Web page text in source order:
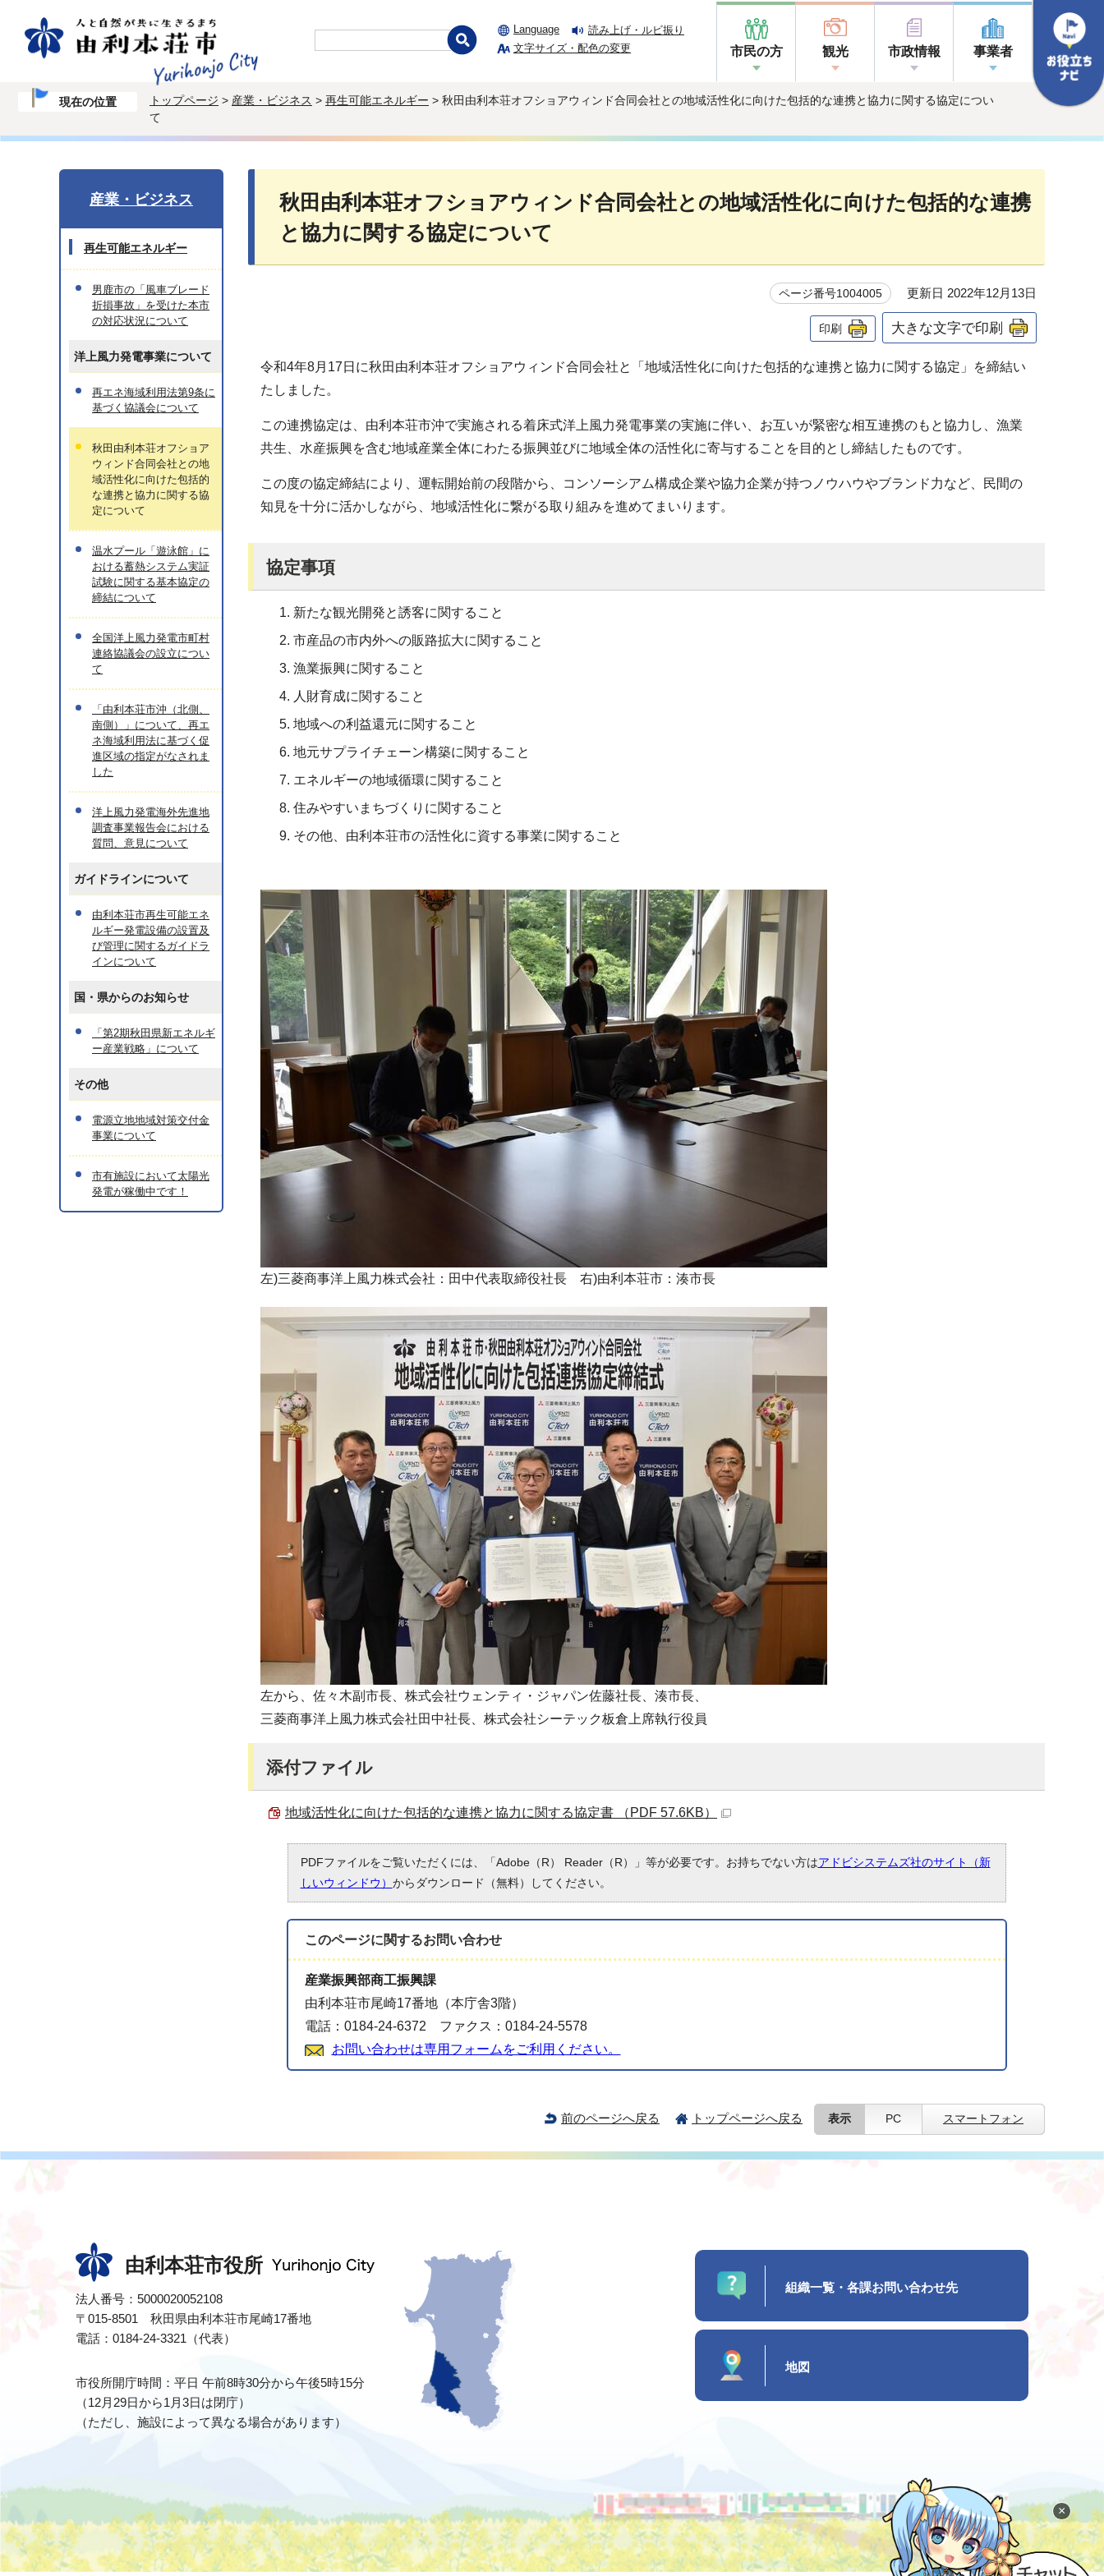
Language
読み上げ・ルビ振り
文字サイズ・配色の変更
市民の方 観光 市政情報 事業者
現在の位置 トップページ > 産業・ビジネス > 再生可能エネルギー > 秋田由利本荘オフショアウィンド合同会社との地域活性化に向けた包括的な連携と協力に関する協定につい
て
秋田由利本荘オフショアウィンド合同会社との地域活性化に向けた包括的な連携
と協力に関する協定について
ページ番号1004005 更新日 2022年12月13日
印刷 大きな文字で印刷
令和4年8月17日に秋田由利本荘オフショアウィンド合同会社と「地域活性化に向けた包括的な連携と協力に関する協定」を締結い
たしました。
この連携協定は、由利本荘市沖で実施される着床式洋上風力発電事業の実施に伴い、お互いが緊密な相互連携のもと協力し、漁業
共生、水産振興を含む地域産業全体にわたる振興並びに地域全体の活性化に寄与することを目的とし締結したものです。
この度の協定締結により、運転開始前の段階から、コンソーシアム構成企業や協力企業が持つノウハウやブランド力など、民間の
知見を十分に活かしながら、地域活性化に繋がる取り組みを進めてまいります。
協定事項
新たな観光開発と誘客に関すること
市産品の市内外への販路拡大に関すること
漁業振興に関すること
人財育成に関すること
地域への利益還元に関すること
地元サプライチェーン構築に関すること
エネルギーの地域循環に関すること
住みやすいまちづくりに関すること
その他、由利本荘市の活性化に資する事業に関すること
左)三菱商事洋上風力株式会社：田中代表取締役社長 右)由利本荘市：湊市長
左から、佐々木副市長、株式会社ウェンティ・ジャパン佐藤社長、湊市長、
三菱商事洋上風力株式会社田中社長、株式会社シーテック板倉上席執行役員
添付ファイル
地域活性化に向けた包括的な連携と協力に関する協定書 （PDF 57.6KB）
PDFファイルをご覧いただくには、「Adobe（R） Reader（R）」等が必要です。お持ちでない方はアドビシステムズ社のサイト（新
しいウィンドウ） からダウンロード（無料）してください。
このページに関するお問い合わせ
産業振興部商工振興課
由利本荘市尾崎17番地（本庁舎3階）
電話：0184-24-6372 ファクス：0184-24-5578
お問い合わせは専用フォームをご利用ください。
産業・ビジネス
再生可能エネルギー
男鹿市の「風車ブレード
折損事故」を受けた本市
の対応状況について
洋上風力発電事業について
再エネ海域利用法第9条に
基づく協議会について
秋田由利本荘オフショア
ウィンド合同会社との地
域活性化に向けた包括的
な連携と協力に関する協
定について
温水プール「遊泳館」に
おける蓄熱システム実証
試験に関する基本協定の
締結について
全国洋上風力発電市町村
連絡協議会の設立につい
て
「由利本荘市沖（北側、
南側）」について、再エ
ネ海域利用法に基づく促
進区域の指定がなされま
した
洋上風力発電海外先進地
調査事業報告会における
質問、意見について
ガイドラインについて
由利本荘市再生可能エネ
ルギー発電設備の設置及
び管理に関するガイドラ
インについて
国・県からのお知らせ
「第2期秋田県新エネルギ
ー産業戦略」について
その他
電源立地地域対策交付金
事業について
市有施設において太陽光
発電が稼働中です！
前のページへ戻る トップページへ戻る 表示 PC スマートフォン
×
由利本荘市役所
法人番号：5000020052108
〒015-8501 秋田県由利本荘市尾崎17番地
電話：0184-24-3321（代表）
市役所開庁時間：平日 午前8時30分から午後5時15分
（12月29日から1月3日は閉庁）
（ただし、施設によって異なる場合があります）
組織一覧・各課お問い合わせ先
地図